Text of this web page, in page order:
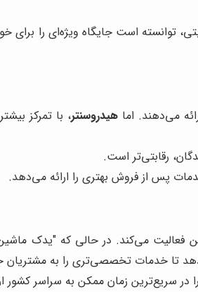
توانسته است جایگاه ویژه‌ای را
می‌دهند. اما هیدروسنتر، با تمرکز
رقابتی‌تر است.
پس از فروش بهتری را ارائه می‌دهد.
می‌کند. در حالی که "یدک ماشین
تا خدمات تخصصی‌تری را به مشتریان
سریع‌ترین زمان ممکن به سراسر کشور